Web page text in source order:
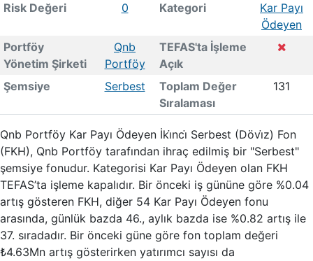
Risk Değeri 0 Kategori
Kar Payı
Ödeyen
Portföy
Yönetim Şirketi
Qnb
Portföy
TEFAS'ta İşleme
Açık
Şemsiye
Serbest
Toplam Değer
Sıralaması
131
Qnb Portföy Kar Payı Ödeyen İki̇nci̇ Serbest (Dövi̇z) Fon
(FKH), Qnb Portföy tarafından ihraç edilmiş bir "Serbest"
şemsiye fonudur. Kategorisi Kar Payı Ödeyen olan FKH
TEFAS’ta işleme kapalıdır. Bir önceki iş gününe göre %0.04
artış gösteren FKH, diğer 54 Kar Payı Ödeyen fonu
arasında, günlük bazda 46., aylık bazda ise %0.82 artış ile
37. sıradadır. Bir önceki güne göre fon toplam değeri
₺4.63Mn artış gösterirken yatırımcı sayısı da